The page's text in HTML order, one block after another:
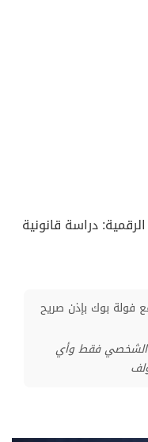
دراسة قانونية
فولة بوك بإذن صريح
الشخصي فقط وأي